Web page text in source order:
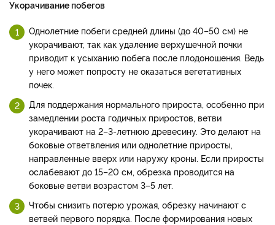
Укорачивание побегов
Однолетние побеги средней длины (до 40–50 см) не
укорачивают, так как удаление верхушечной почки
приводит к усыханию побега после плодоношения. Ведь
у него может попросту не оказаться вегетативных
почек.
Для поддержания нормального прироста, особенно при
замедлении роста годичных приростов, ветви
укорачивают на 2–3-летнюю древесину. Это делают на
боковые ответвления или однолетние приросты,
направленные вверх или наружу кроны. Если приросты
ослабевают до 15–20 см, обрезка проводится на
боковые ветви возрастом 3–5 лет.
Чтобы снизить потерю урожая, обрезку начинают с
ветвей первого порядка. После формирования новых